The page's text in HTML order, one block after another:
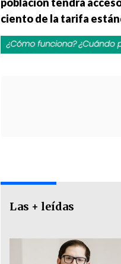
ciento de la tarifa
Las + leídas